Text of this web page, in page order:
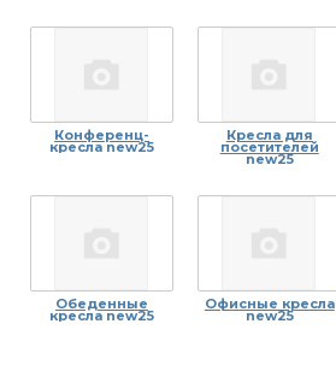
Конференц-
кресла new25
Кресла для
посетителей
new25
Обеденные
кресла new25
Офисные кресла
new25